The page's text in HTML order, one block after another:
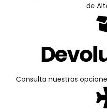
de
Consulta nuestras